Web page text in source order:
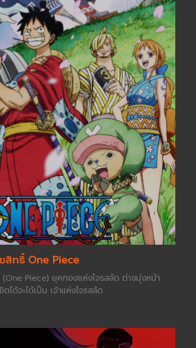
สิทธิ์ One Piece
Piece) ยุคทองแห่งโจรสลัด ต่างมุ่งหน้า
ด้จะได้เป็น เจ้าแห่งโจรสลัด